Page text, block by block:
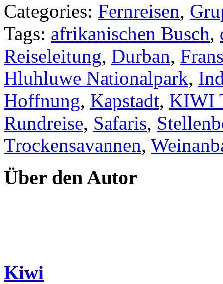
Categories: Fernreisen,
Tags: afrikanischen Busch,
Reiseleitung, Durban,
Hluhluwe Nationalpark,
Hoffnung, Kapstadt, KIWI
Rundreise, Safaris,
Trockensavannen,
Über den Autor
Kiwi